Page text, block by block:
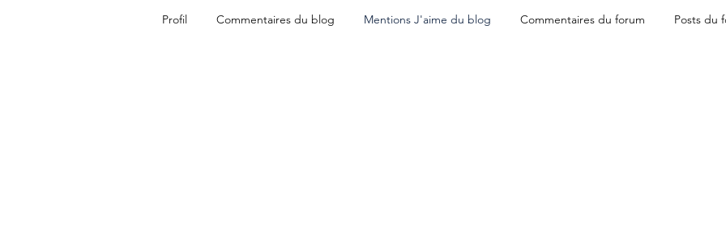
Profil Commentaires du blog Mentions J'aime du blog Commentaires du forum Posts du